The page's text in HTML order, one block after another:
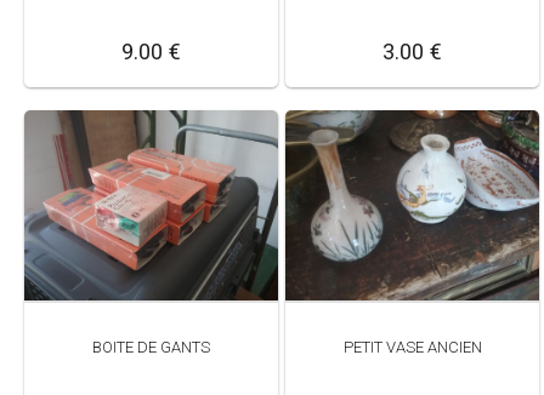
9.00 € 3.00 €
BOITE DE GANTS PETIT VASE ANCIEN